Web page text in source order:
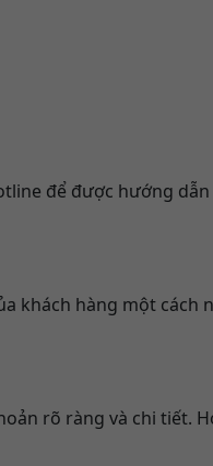
để được hướng
khách hàng một
rõ ràng và chi tiết.